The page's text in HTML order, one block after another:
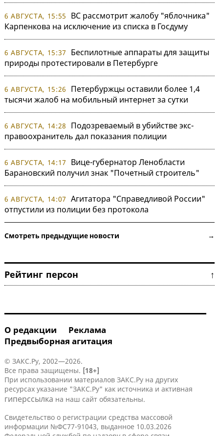
6 АВГУСТА, 15:55
ВС рассмотрит жалобу "яблочника"
Карпенкова на исключение из списка в Госдуму
6 АВГУСТА, 15:37
Беспилотные аппараты для защиты
природы протестировали в Петербурге
6 АВГУСТА, 15:26
Петербуржцы оставили более 1,4
тысячи жалоб на мобильный интернет за сутки
6 АВГУСТА, 14:28
Подозреваемый в убийстве экс-
правоохранитель дал показания полиции
6 АВГУСТА, 14:17
Вице-губернатор Ленобласти
Барановский получил знак "Почетный строитель"
6 АВГУСТА, 14:07 Агитатора "Справедливой России"
отпустили из полиции без протокола
Смотреть предыдущие новости →
Рейтинг персон ↑
О редакции
Реклама
Предвыборная агитация
© ЗАКС.Ру, 2002—2026.
Все права защищены. [18+]
При использовании материалов ЗАКС.Ру на других
ресурсах указание "ЗАКС.Ру" как источника и активная
гиперссылка на наш сайт обязательны.
Свидетельство о регистрации средства массовой
информации №ФС77-91043, выданное 10.03.2026